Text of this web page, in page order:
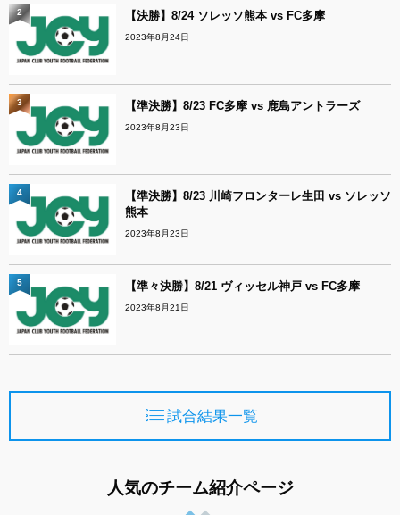
【決勝】8/24 ソレッソ熊本 vs FC多摩
2023年8月24日
2
【準決勝】8/23 FC多摩 vs 鹿島アントラーズ
2023年8月23日
3
【準決勝】8/23 川崎フロンターレ生田 vs ソレッソ
熊本
2023年8月23日
4
【準々決勝】8/21 ヴィッセル神戸 vs FC多摩
2023年8月21日
5
試合結果一覧
人気のチーム紹介ページ